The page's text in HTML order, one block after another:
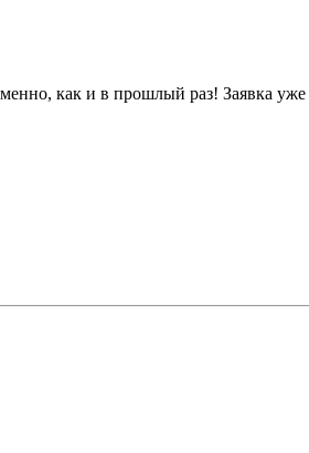
как и в прошлый раз! Заявка